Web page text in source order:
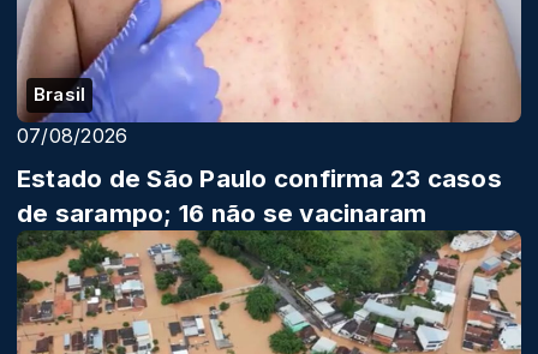
Brasil
07/08/2026
Estado de São Paulo confirma 23 casos
de sarampo; 16 não se vacinaram